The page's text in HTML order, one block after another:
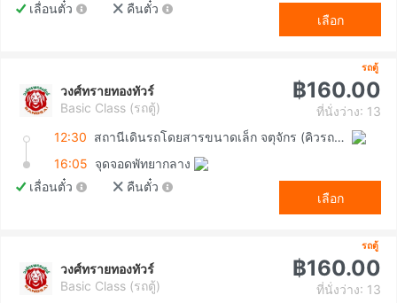
เลื่อนตั๋ว
คืนตั๋ว
เลือก
รถตู้
วงศ์ทรายทองทัวร์
Basic Class (รถตู้)
฿160.00
ที่นั่งว่าง: 13
12:30
สถานีเดินรถโดยสารขนาดเล็ก จตุจักร (คิวรถตู้หมอชิต 2)
16:05 จุดจอดพัทยากลาง
เลื่อนตั๋ว
คืนตั๋ว
เลือก
รถตู้
วงศ์ทรายทองทัวร์
Basic Class (รถตู้)
฿160.00
ที่นั่งว่าง: 13